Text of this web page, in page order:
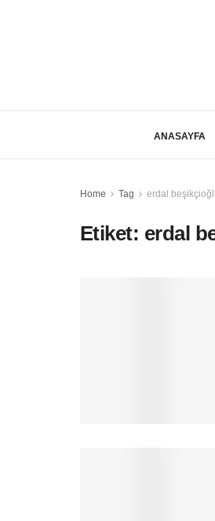
ANASAYFA
Home Tag erdal
Etiket: erdal